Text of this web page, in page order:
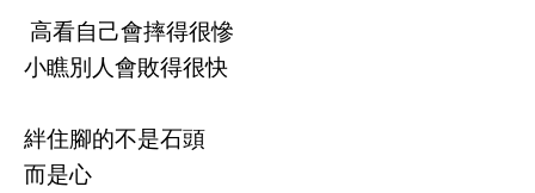
高看自己會摔得很慘
小瞧別人會敗得很快
絆住腳的不是石頭
而是心